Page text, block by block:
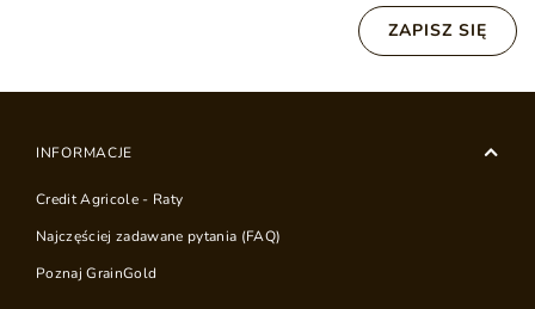
ZAPISZ SIĘ
INFORMACJE
Credit Agricole - Raty
Najczęściej zadawane pytania (FAQ)
Poznaj GrainGold